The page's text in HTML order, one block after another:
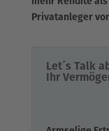
Privatanleger
Let´s Talk
Ihr